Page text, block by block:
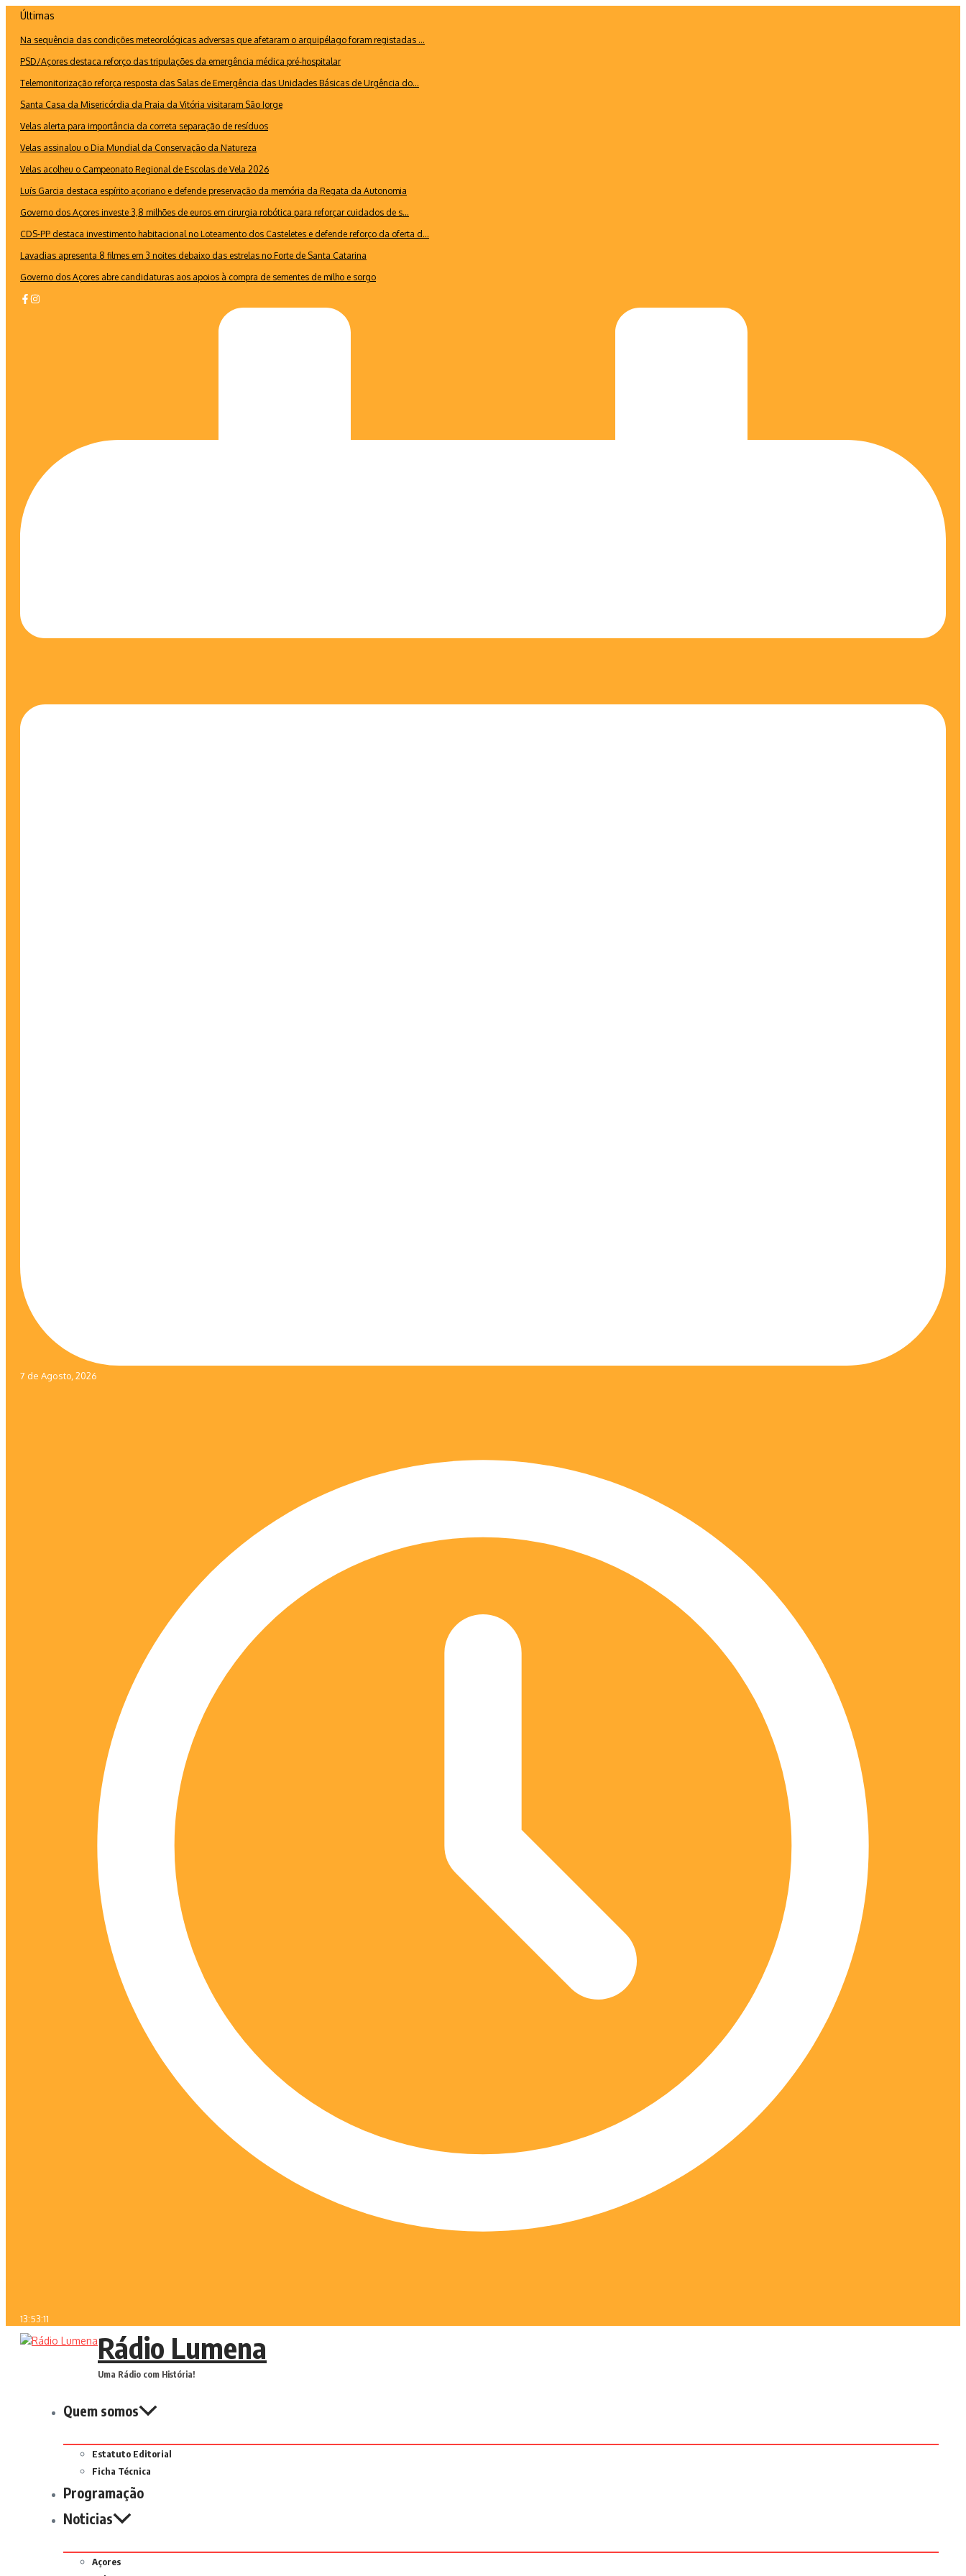
conteúdo
Últimas
Na sequência das condições meteorológicas adversas que afetaram o arquipélago foram registadas ...
PSD/Açores destaca reforço das tripulações da emergência médica pré-hospitalar
Telemonitorização reforça resposta das Salas de Emergência das Unidades Básicas de Urgência do...
Santa Casa da Misericórdia da Praia da Vitória visitaram São Jorge
Velas alerta para importância da correta separação de resíduos
Velas assinalou o Dia Mundial da Conservação da Natureza
Velas acolheu o Campeonato Regional de Escolas de Vela 2026
Luís Garcia destaca espírito açoriano e defende preservação da memória da Regata da Autonomia
Governo dos Açores investe 3,8 milhões de euros em cirurgia robótica para reforçar cuidados de s...
CDS-PP destaca investimento habitacional no Loteamento dos Casteletes e defende reforço da oferta d...
Lavadias apresenta 8 filmes em 3 noites debaixo das estrelas no Forte de Santa Catarina
Governo dos Açores abre candidaturas aos apoios à compra de sementes de milho e sorgo
7 de Agosto, 2026
13:53:11
Rádio Lumena
Uma Rádio com História!
Quem somos
Estatuto Editorial
Ficha Técnica
Programação
Noticias
Açores